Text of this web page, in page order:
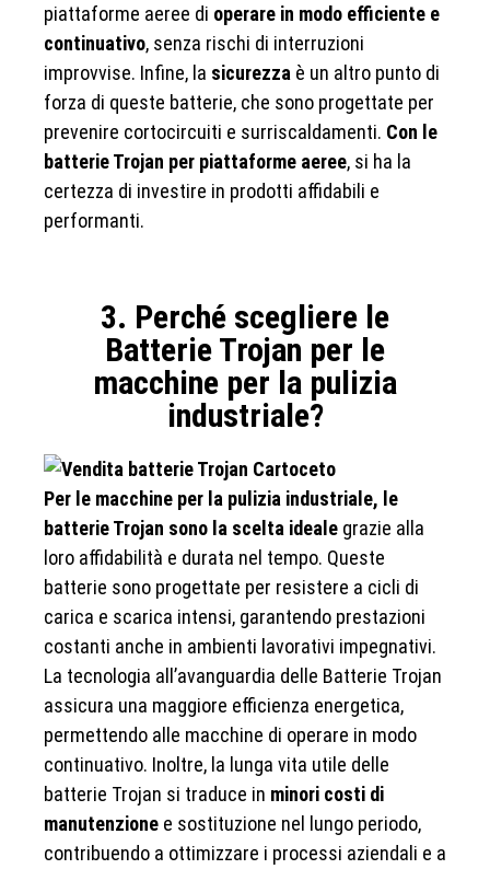
piattaforme aeree di operare in modo efficiente e
continuativo, senza rischi di interruzioni
improvvise. Infine, la sicurezza è un altro punto di
forza di queste batterie, che sono progettate per
prevenire cortocircuiti e surriscaldamenti. Con le
batterie Trojan per piattaforme aeree, si ha la
certezza di investire in prodotti affidabili e
performanti.
3. Perché scegliere le
Batterie Trojan per le
macchine per la pulizia
industriale?
Per le macchine per la pulizia industriale, le
batterie Trojan sono la scelta ideale grazie alla
loro affidabilità e durata nel tempo. Queste
batterie sono progettate per resistere a cicli di
carica e scarica intensi, garantendo prestazioni
costanti anche in ambienti lavorativi impegnativi.
La tecnologia all’avanguardia delle Batterie Trojan
assicura una maggiore efficienza energetica,
permettendo alle macchine di operare in modo
continuativo. Inoltre, la lunga vita utile delle
batterie Trojan si traduce in minori costi di
manutenzione e sostituzione nel lungo periodo,
contribuendo a ottimizzare i processi aziendali e a